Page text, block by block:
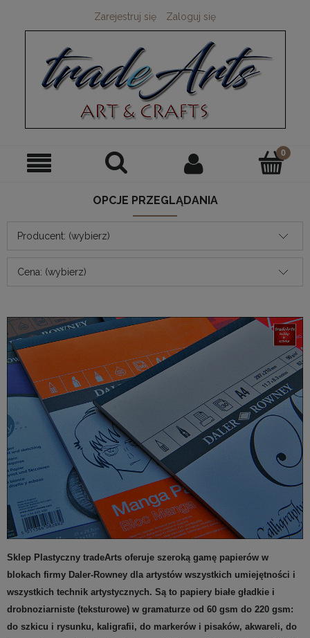
Zarejestruj się Zaloguj się
OPCJE PRZEGLĄDANIA
Producent: (wybierz)
Cena: (wybierz)
Sklep Plastyczny tradeArts oferuje szeroką gamę papierów w
blokach firmy Daler-Rowney dla artystów wszystkich umiejętności i
wszystkich technik artystycznych. Są to papiery białe gładkie i
drobnoziarniste (teksturowe) w gramaturze od 60 gsm do 220 gsm:
do szkicu i rysunku, kaligrafii, do markerów i pisaków, akwareli, do